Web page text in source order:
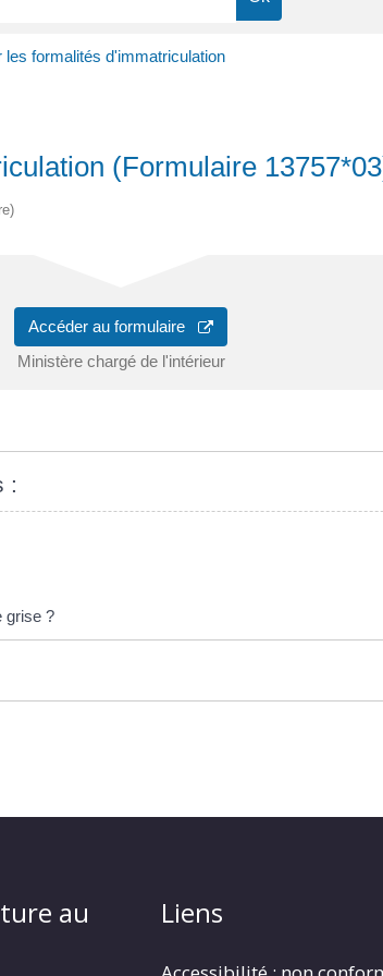
les formalités d'immatriculation
(Formulaire
Accéder au formulaire
Ministère chargé de l'intérieur
:
grise ?
au
Liens